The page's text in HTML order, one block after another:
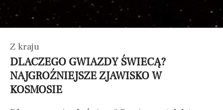
Z kraju
DLACZEGO GWIAZDY ŚWIECĄ?
NAJGROŹNIEJSZE ZJAWISKO W
KOSMOSIE